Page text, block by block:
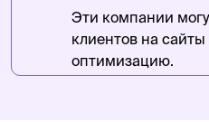
Эти компании
клиентов на сайты
оптимизацию.